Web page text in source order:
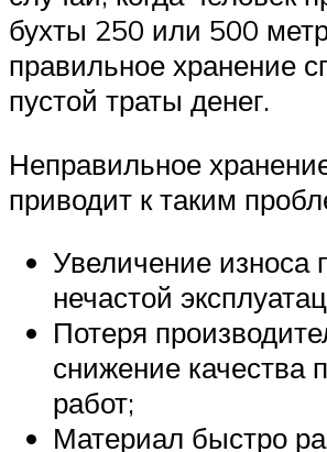
бухты 250 или 500
правильное хранение
пустой траты денег.
Неправильное
приводит к таким
Увеличение износа
нечастой
Потеря
снижение качества
работ;
Материал быстро